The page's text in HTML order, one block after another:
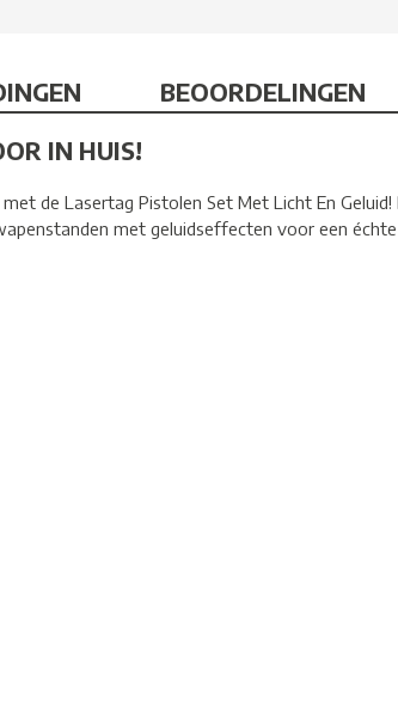
BEOORDELINGEN
IN HUIS!
de Lasertag Pistolen Set Met Licht En
met geluidseffecten voor een